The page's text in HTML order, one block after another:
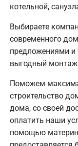
котельной,
Выбираете
современного
предложениями
выгодный
Поможем
строительство
дома, со своей
оплатить наши
помощью